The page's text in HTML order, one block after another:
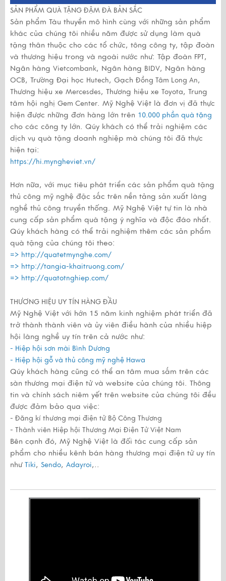
SẢN PHẨM QUÀ TẶNG ĐẬM ĐÀ BẢN SẮC
Sản phẩm Tàu thuyền mô hình cùng với những sản phẩm
khác của chúng tôi nhiều năm được sử dụng làm quà
tặng thân thuộc cho các tổ chức, tông công ty, tập đoàn
và thương hiệu trong và ngoài nước như: Tập đoàn FPT,
Ngân hàng Vietcombank, Ngân hàng BIDV, Ngân hàng
OCB, Trường Đại học Hutech, Gạch Đồng Tâm Long An,
Thương hiệu xe Mercesdes, Thương hiệu xe Toyota, Trung
tâm hội nghị Gem Center. Mỹ Nghệ Việt là đơn vị đã thực
hiện được những đơn hàng lớn trên 10.000 phần quà tặng
cho các công ty lớn. Qúy khách có thể trải nghiệm các
dịch vụ quà tặng doanh nghiệp mà chúng tôi đã thực
hiện tại:
https://hi.myngheviet.vn/
Hơn nữa, với mục tiêu phát triển các sản phẩm quà tặng
thủ công mỹ nghệ đặc sắc trên nền tảng sản xuất làng
nghề thủ công truyền thống. Mỹ Nghệ Việt tự tin là nhà
cung cấp sản phẩm quà tặng ý nghĩa và độc đáo nhất.
Qúy khách hàng có thể trải nghiệm thêm các sản phẩm
quà tặng của chúng tôi theo:
=> http://quatetmynghe.com/
=> http://tangia-khaitruong.com/
=> http://quatotnghiep.com/
THƯƠNG HIỆU UY TÍN HÀNG ĐẦU
Mỹ Nghệ Việt với hớn 15 năm kinh nghiệm phát triển đã
trở thành thành viên và ủy viên điều hành của nhiều hiệp
hội làng nghề uy tín trên cả nước như:
- Hiệp hội sơn mài Bình Dương
- Hiệp hội gỗ và thủ công mỹ nghệ Hawa
Qúy khách hàng cũng có thể an tâm mua sắm trên các
sàn thương mại điện tử và website của chúng tôi. Thông
tin và chính sách niêm yết trên website của chúng tôi đều
được đảm bảo qua việc:
- Đăng kí thương mại điện tử Bộ Công Thương
- Thành viên Hiệp hội Thương Mại Điện Tử Việt Nam
Bên cạnh đó, Mỹ Nghệ Việt là đối tác cung cấp sản
phẩm cho nhiều kênh bán hàng thương mại điện tử uy tín
như Tiki, Sendo, Adayroi,..